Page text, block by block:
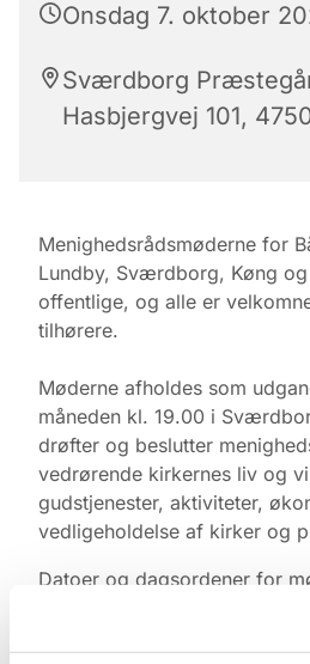
Onsdag 7. oktober
Sværdborg
Hasbjergvej 101,
Menighedsrådsmøderne for
Lundby, Sværdborg, Køng
offentlige, og alle er
tilhørere.
Møderne afholdes som
måneden kl. 19.00 i
drøfter og beslutter
vedrørende kirkernes liv og
gudstjenester, aktiviteter,
vedligeholdelse af kirker og
Datoer og dagsordener for
offentliggøres løbende her